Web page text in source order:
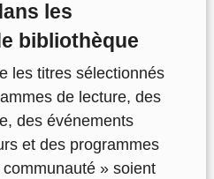
les
bibliothèque
les titres sélectionnés
de lecture, des
des événements
et des programmes
» soient